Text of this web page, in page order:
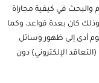
والبحث في كيفية مجاراة
وذلك كان بعدة قواعد، وكما
أدى إلى ظهور وسائل
الإلكتروني) دون